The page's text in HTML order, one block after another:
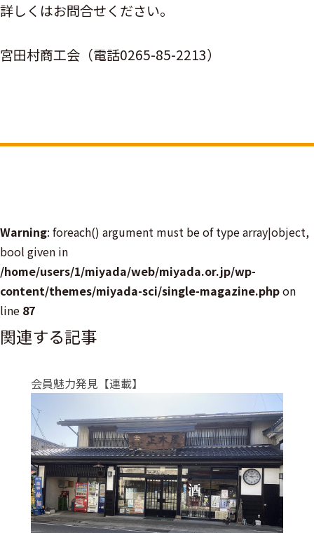
詳しくはお問合せください。
宮田村商工会（電話0265-85-2213）
Warning: foreach() argument must be of type array|object,
bool given in
/home/users/1/miyada/web/miyada.or.jp/wp-
content/themes/miyada-sci/single-magazine.phpon
line 87
関連する記事
会員魅力発見【連載】